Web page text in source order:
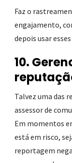
Faz o
engajamento,
depois usar
10.
Talvez uma das
assessor de
Em momentos
está em risco,
reportagem